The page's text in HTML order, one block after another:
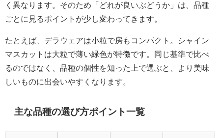
く異なります。そのため「どれが良いぶどうか」は、品種
ごとに見るポイントが少し変わってきます。
たとえば、デラウェアは小粒で房もコンパクト。シャイン
マスカットは大粒で薄い緑色が特徴です。同じ基準で比べ
るのではなく、品種の個性を知った上で選ぶと、より美味
しいものに出会いやすくなります。
主な品種の選び方ポイント一覧